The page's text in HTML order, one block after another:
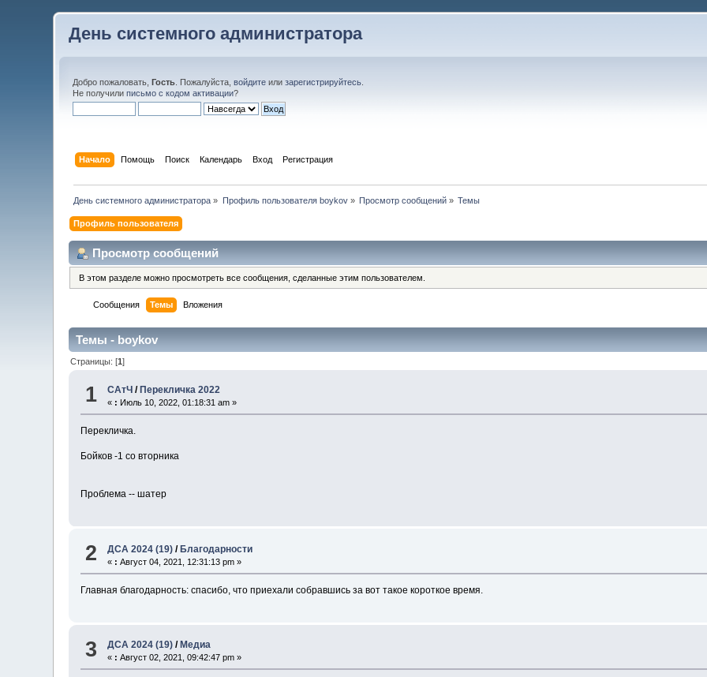
День системного администратора
Добро пожаловать,Гость . Пожалуйста,войдите илизарегистрируйтесь
Не получилиписьмо с кодом активации?
Начало Помощь Поиск Календарь Вход Регистрация
День системного администратора » Профиль пользователя boykov» Просмотр сообщений » Темы
Профиль пользователя
Просмотр сообщений
В этом разделе можно просмотреть все сообщения, сделанные этим пользователем.
Сообщения Темы Вложения
Темы - boykov
Страницы: [1]
1 САтЧ / Перекличка 2022
« : Июль 10, 2022, 01:18:31 am »
Перекличка.
Бойков -1 со вторника
Проблема -- шатер
2 ДСА 2024 (19) /Благодарности
« : Август 04, 2021, 12:31:13 pm »
Главная благодарность: спасибо, что приехали собравшись за вот такое короткое время.
3 ДСА 2024 (19) / Медиа
« : Август 02, 2021, 09:42:47 pm »